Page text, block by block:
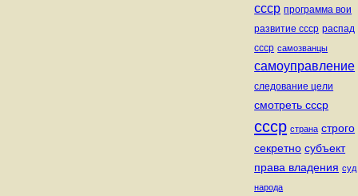
ссср программа вои
развитие ссср распад
ссср самозванцы
самоуправление
следование цели
смотреть ссср
ссср страна строго
секретно субъект
права владения суд
народа